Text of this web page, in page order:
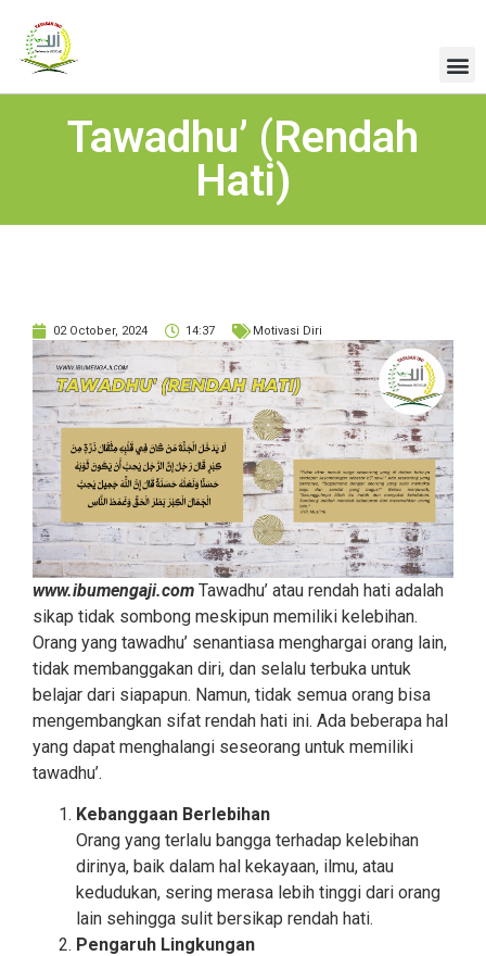
Tawadhu’ (Rendah
Hati)
02 October, 2024 14:37 Motivasi Diri
www.ibumengaji.com Tawadhu’ atau rendah hati adalah
sikap tidak sombong meskipun memiliki kelebihan.
Orang yang tawadhu’ senantiasa menghargai orang lain,
tidak membanggakan diri, dan selalu terbuka untuk
belajar dari siapapun. Namun, tidak semua orang bisa
mengembangkan sifat rendah hati ini. Ada beberapa hal
yang dapat menghalangi seseorang untuk memiliki
tawadhu’.
Kebanggaan Berlebihan
Orang yang terlalu bangga terhadap kelebihan
dirinya, baik dalam hal kekayaan, ilmu, atau
kedudukan, sering merasa lebih tinggi dari orang
lain sehingga sulit bersikap rendah hati.
Pengaruh Lingkungan